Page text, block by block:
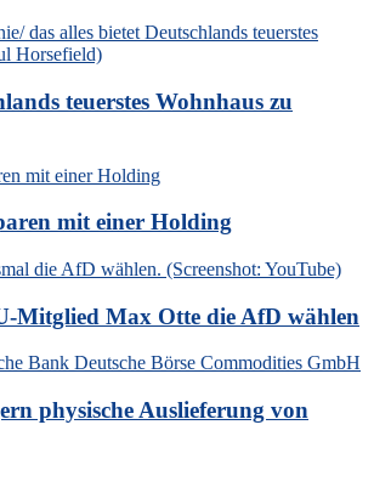
teuerstes Wohnhaus zu
mit einer Holding
Mitglied Max Otte die AfD wählen
physische Auslieferung von